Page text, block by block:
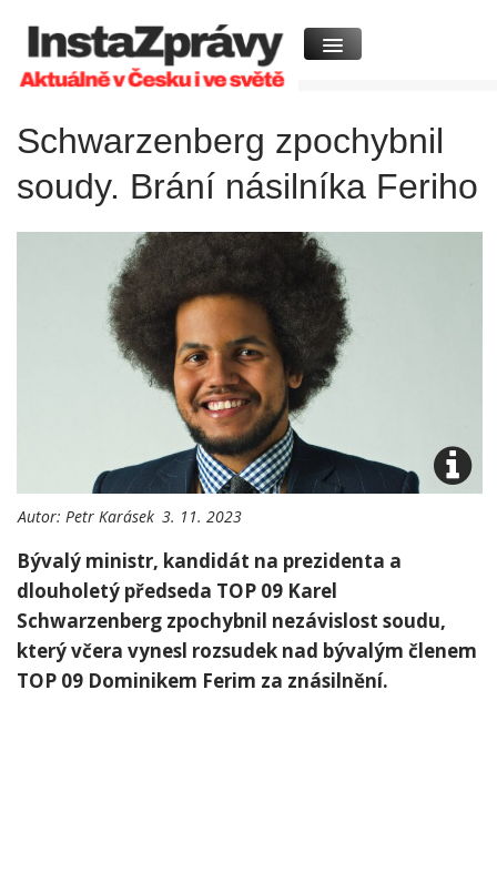
Schwarzenberg zpochybnil
soudy. Brání násilníka Feriho
Autor: Petr Karásek 3. 11. 2023
Bývalý ministr, kandidát na prezidenta a
dlouholetý předseda TOP 09 Karel
Schwarzenberg zpochybnil nezávislost soudu,
který včera vynesl rozsudek nad bývalým členem
TOP 09 Dominikem Ferim za znásilnění.